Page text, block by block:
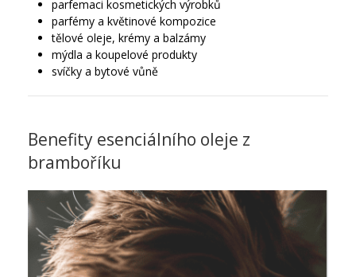
parfemaci kosmetických výrobků
parfémy a květinové kompozice
tělové oleje, krémy a balzámy
mýdla a koupelové produkty
svíčky a bytové vůně
Benefity esenciálního oleje z
bramboříku